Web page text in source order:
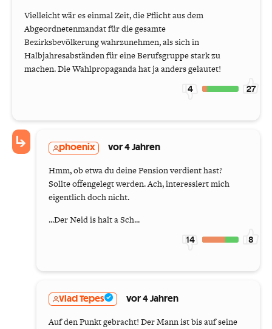
Vielleicht wär es einmal Zeit, die Pflicht aus dem
Abgeordnetenmandat für die gesamte
Bezirksbevölkerung wahrzunehmen, als sich in
Halbjahresabständen für eine Berufsgruppe stark zu
machen. Die Wahlpropaganda hat ja anders gelautet!
4 27
phoenix vor 4 Jahren
Hmm, ob etwa du deine Pension verdient hast?
Sollte offengelegt werden. Ach, interessiert mich
eigentlich doch nicht.
...Der Neid is halt a Sch...
14 8
Vlad Tepes vor 4 Jahren
Auf den Punkt gebracht! Der Mann ist bis auf seine